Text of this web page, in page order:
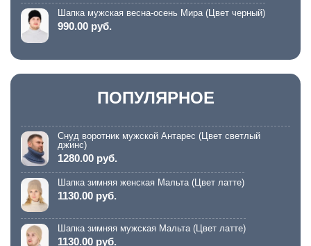
Шапка мужская весна-осень Мира (Цвет черный)
990.00 руб.
ПОПУЛЯРНОЕ
Снуд воротник мужской Антарес (Цвет светлый
джинс)
1280.00 руб.
Шапка зимняя женская Мальта (Цвет латте)
1130.00 руб.
Шапка зимняя мужская Мальта (Цвет латте)
1130.00 руб.